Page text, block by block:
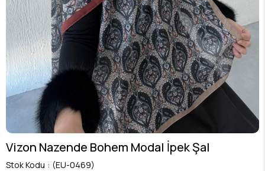
Vizon Nazende Bohem Modal İpek Şal
Stok Kodu (EU-0469)